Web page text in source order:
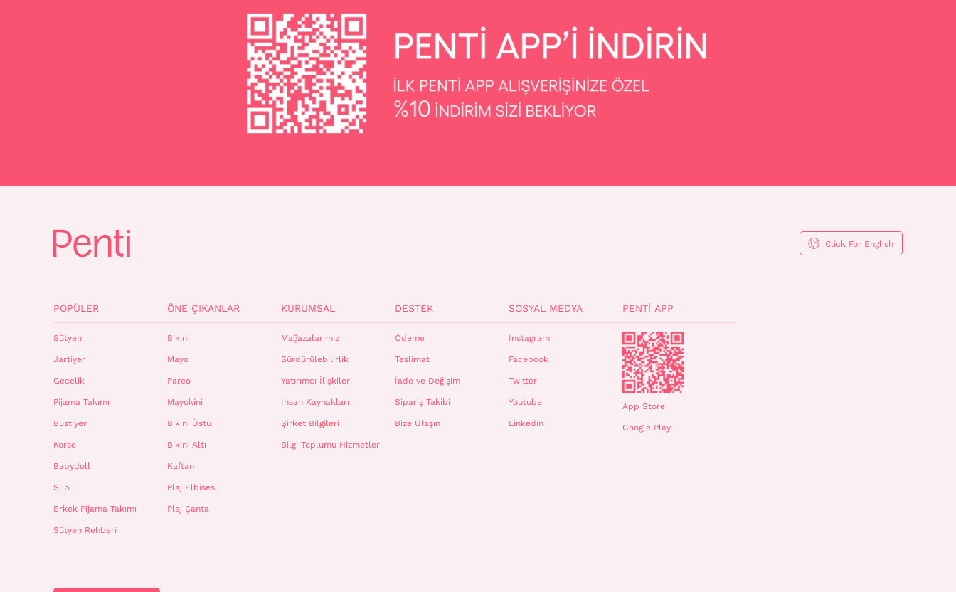
Click For English
POPÜLER
Sütyen
Jartiyer
Gecelik
Pijama Takımı
Bustiyer
Korse
Babydoll
Slip
Erkek Pijama Takımı
Sütyen Rehberi
ÖNE ÇIKANLAR
Bikini
Mayo
Pareo
Mayokini
Bikini Üstü
Bikini Altı
Kaftan
Plaj Elbisesi
Plaj Çanta
KURUMSAL
Mağazalarımız
Sürdürülebilirlik
Yatırımcı İlişkileri
İnsan Kaynakları
Şirket Bilgileri
Bilgi Toplumu Hizmetleri
DESTEK
Ödeme
Teslimat
İade ve Değişim
Sipariş Takibi
Bize Ulaşın
SOSYAL MEDYA
Instagram
Facebook
Twitter
Youtube
Linkedin
PENTI APP
App Store
Google Play